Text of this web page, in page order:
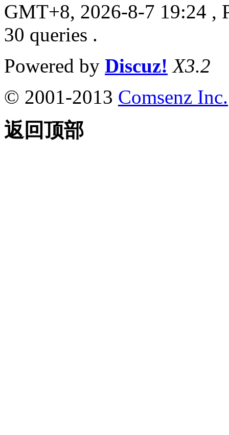
GMT+8, 2026-8-7 19:24 ,
30 queries .
Powered by Discuz! X3.2
© 2001-2013 Comsenz Inc.
返回顶部